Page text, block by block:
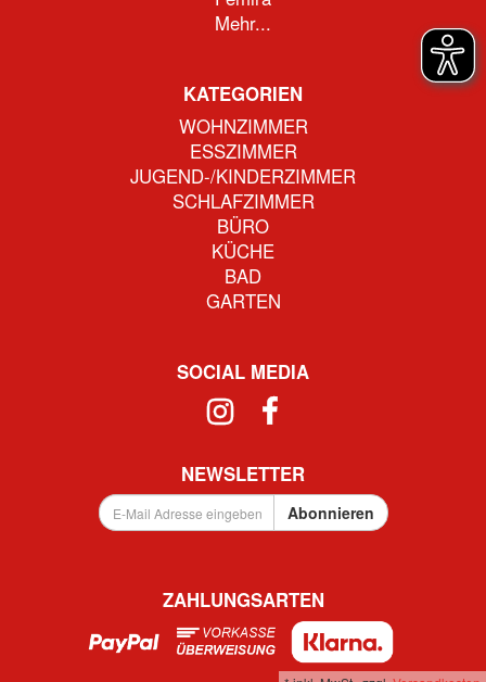
Mehr...
KATEGORIEN
WOHNZIMMER
ESSZIMMER
JUGEND-/KINDERZIMMER
SCHLAFZIMMER
BÜRO
KÜCHE
BAD
GARTEN
SOCIAL MEDIA
NEWSLETTER
Mail
...
Abonnieren
ZAHLUNGSARTEN